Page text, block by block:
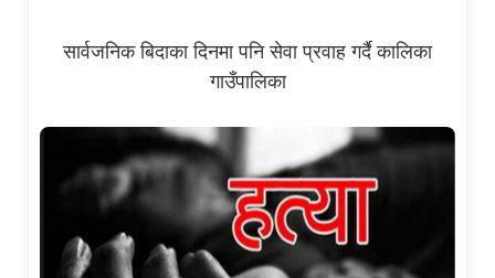
सार्वजनिक बिदाका दिनमा पनि सेवा प्रवाह गर्दै कालिका
गाउँपालिका